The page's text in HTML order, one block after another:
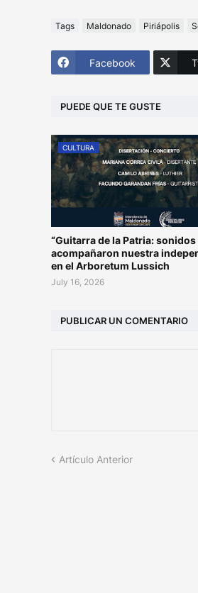
Tags Maldonado Piriápolis
Facebook
PUEDE QUE TE GUSTE
CULTURA
“Guitarra de la Patria: sonidos
acompañaron nuestra
en el Arboretum Lussich
July 16, 2026
PUBLICAR UN COMENTARIO
Artículo Anterior